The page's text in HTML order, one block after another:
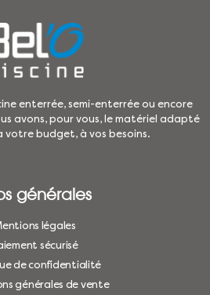
enterrée, semi-enterrée ou encore
avons, pour vous, le matériel adapté
votre budget, à vos besoins.
générales
légales
sécurisé
de confidentialité
générales de vente